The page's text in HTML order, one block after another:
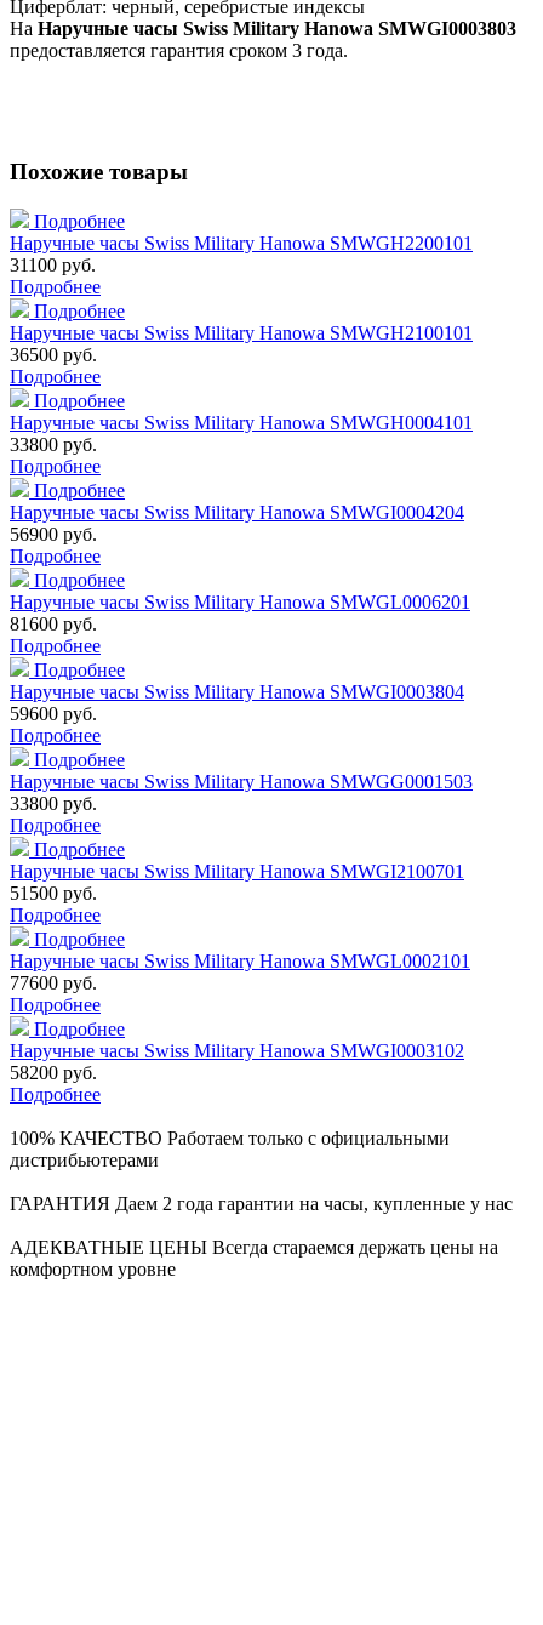
Циферблат: черный, серебристые индексы
На Наручные часы Swiss Military Hanowa SMWGI0003803
предоставляется гарантия сроком 3 года.
Похожие товары
Подробнее
Наручные часы Swiss Military Hanowa SMWGH2200101
31100 руб.
Подробнее
Подробнее
Наручные часы Swiss Military Hanowa SMWGH2100101
36500 руб.
Подробнее
Подробнее
Наручные часы Swiss Military Hanowa SMWGH0004101
33800 руб.
Подробнее
Подробнее
Наручные часы Swiss Military Hanowa SMWGI0004204
56900 руб.
Подробнее
Подробнее
Наручные часы Swiss Military Hanowa SMWGL0006201
81600 руб.
Подробнее
Подробнее
Наручные часы Swiss Military Hanowa SMWGI0003804
59600 руб.
Подробнее
Подробнее
Наручные часы Swiss Military Hanowa SMWGG0001503
33800 руб.
Подробнее
Подробнее
Наручные часы Swiss Military Hanowa SMWGI2100701
51500 руб.
Подробнее
Подробнее
Наручные часы Swiss Military Hanowa SMWGL0002101
77600 руб.
Подробнее
Подробнее
Наручные часы Swiss Military Hanowa SMWGI0003102
58200 руб.
Подробнее
100% КАЧЕСТВО Работаем только с официальными
дистрибьютерами
ГАРАНТИЯ Даем 2 года гарантии на часы, купленные у нас
АДЕКВАТНЫЕ ЦЕНЫ Всегда стараемся держать цены на
комфортном уровне